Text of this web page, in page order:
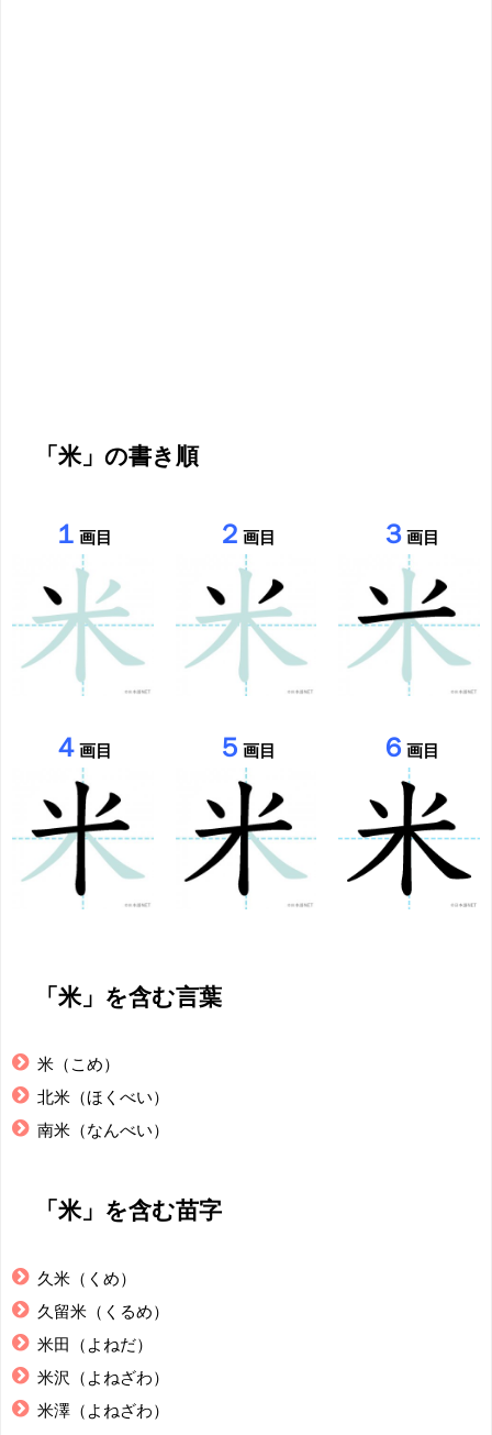
「米」の書き順
１画目 ２ 画目 ３ 画目
４画目 ５ 画目 ６ 画目
「米」を含む言葉
米（こめ）
北米（ほくべい）
南米（なんべい）
「米」を含む苗字
久米（くめ）
久留米（くるめ）
米田（よねだ）
米沢（よねざわ）
米澤（よねざわ）